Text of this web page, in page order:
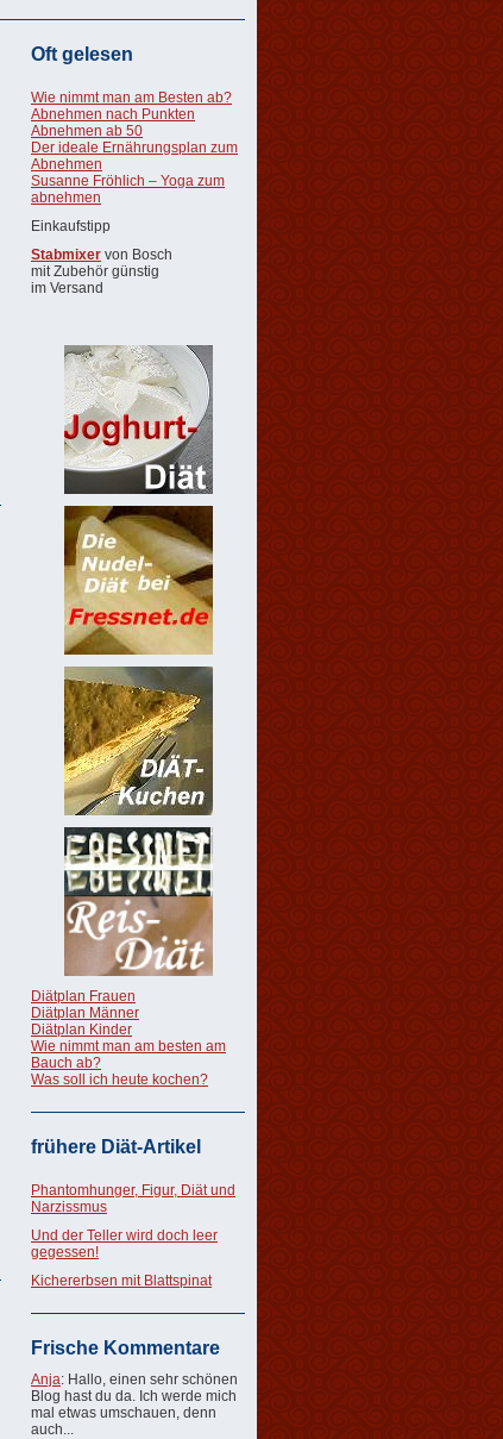
Oft gelesen
Wie nimmt man am Besten ab?
Abnehmen nach Punkten
Abnehmen ab 50
Der ideale Ernährungsplan zum
Abnehmen
Susanne Fröhlich – Yoga zum
abnehmen
Einkaufstipp
Stabmixer von Bosch
mit Zubehör günstig
im Versand
Diätplan Frauen
Diätplan Männer
Diätplan Kinder
Wie nimmt man am besten am
Bauch ab?
Was soll ich heute kochen?
frühere Diät-Artikel
Phantomhunger, Figur, Diät und
Narzissmus
Und der Teller wird doch leer
gegessen!
Kichererbsen mit Blattspinat
Frische Kommentare
Anja: Hallo, einen sehr schönen
Blog hast du da. Ich werde mich
mal etwas umschauen, denn
auch...